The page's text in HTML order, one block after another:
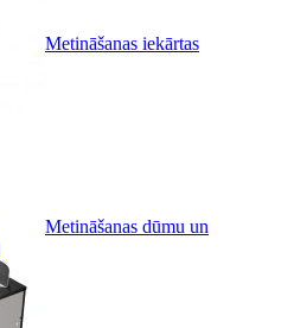
Metināšanas iekārtas
Metināšanas dūmu un